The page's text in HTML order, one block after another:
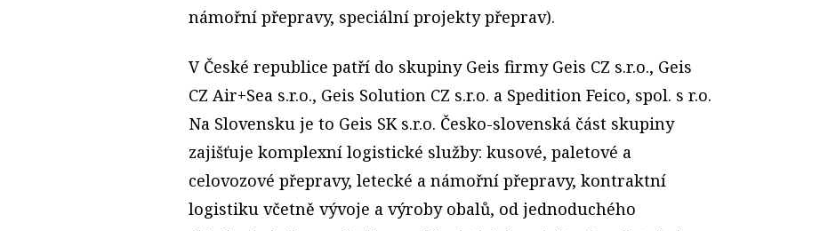
námořní přepravy, speciální projekty přeprav).
V České republice patří do skupiny Geis firmy Geis CZ s.r.o., Geis
CZ Air+Sea s.r.o., Geis Solution CZ s.r.o. a Spedition Feico, spol. s r.o.
Na Slovensku je to Geis SK s.r.o. Česko-slovenská část skupiny
zajišťuje komplexní logistické služby: kusové, paletové a
celovozové přepravy, letecké a námořní přepravy, kontraktní
logistiku včetně vývoje a výroby obalů, od jednoduchého